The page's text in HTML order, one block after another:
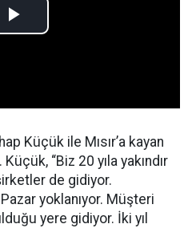
Küçük ile Mısır’a kayan
“Biz 20 yıla yakındır
de gidiyor.
yoklanıyor. Müşteri
yere gidiyor. İki yıl